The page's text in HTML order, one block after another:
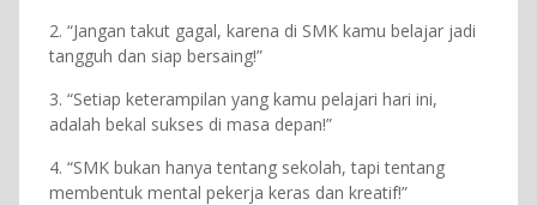
2. “Jangan takut gagal, karena di SMK kamu belajar jadi
tangguh dan siap bersaing!”
3. “Setiap keterampilan yang kamu pelajari hari ini,
adalah bekal sukses di masa depan!”
4. “SMK bukan hanya tentang sekolah, tapi tentang
membentuk mental pekerja keras dan kreatif!”